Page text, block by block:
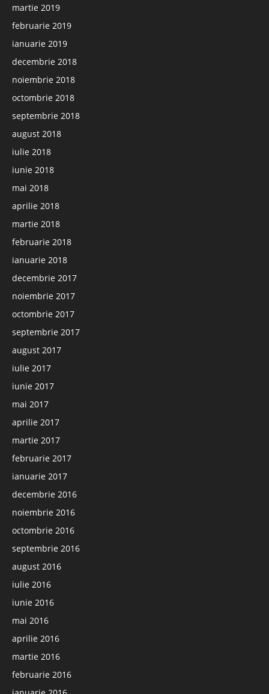
martie 2019
februarie 2019
ianuarie 2019
decembrie 2018
noiembrie 2018
octombrie 2018
septembrie 2018
august 2018
iulie 2018
iunie 2018
mai 2018
aprilie 2018
martie 2018
februarie 2018
ianuarie 2018
decembrie 2017
noiembrie 2017
octombrie 2017
septembrie 2017
august 2017
iulie 2017
iunie 2017
mai 2017
aprilie 2017
martie 2017
februarie 2017
ianuarie 2017
decembrie 2016
noiembrie 2016
octombrie 2016
septembrie 2016
august 2016
iulie 2016
iunie 2016
mai 2016
aprilie 2016
martie 2016
februarie 2016